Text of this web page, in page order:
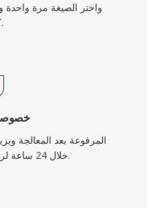
واختر الصيغة مرة واحدة
كبيرًا.
مخرجات AI خلال 24 ساعة لراحة بالك.